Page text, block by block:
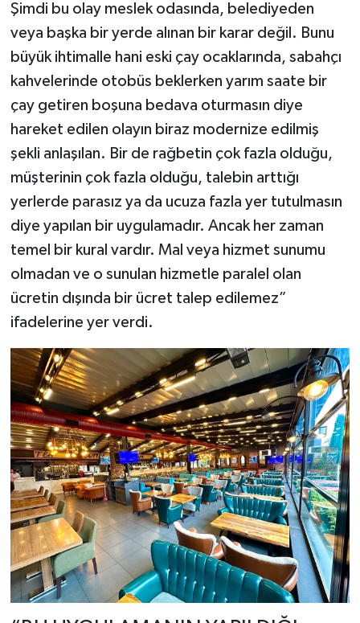
Şimdi bu olay meslek odasında, belediyeden
veya başka bir yerde alınan bir karar değil. Bunu
büyük ihtimalle hani eski çay ocaklarında, sabahçı
kahvelerinde otobüs beklerken yarım saate bir
çay getiren boşuna bedava oturmasın diye
hareket edilen olayın biraz modernize edilmiş
şekli anlaşılan. Bir de rağbetin çok fazla olduğu,
müşterinin çok fazla olduğu, talebin arttığı
yerlerde parasız ya da ucuza fazla yer tutulmasın
diye yapılan bir uygulamadır. Ancak her zaman
temel bir kural vardır. Mal veya hizmet sunumu
olmadan ve o sunulan hizmetle paralel olan
ücretin dışında bir ücret talep edilemez”
ifadelerine yer verdi.